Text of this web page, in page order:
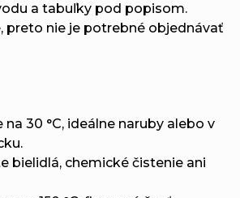
a tabuľky pod popisom.
preto nie je potrebné objednávať
na 30 °C, ideálne naruby alebo v
bielidlá, chemické čistenie ani